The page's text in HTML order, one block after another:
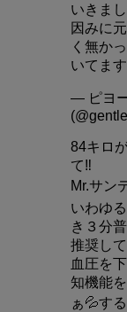
いきまし
因みに
く無か
いてます
— ピヨ
84キロ
て‼️
Mr.サン
いわゆ
き３分
推奨し
血圧を
知機能
ぁ💦す